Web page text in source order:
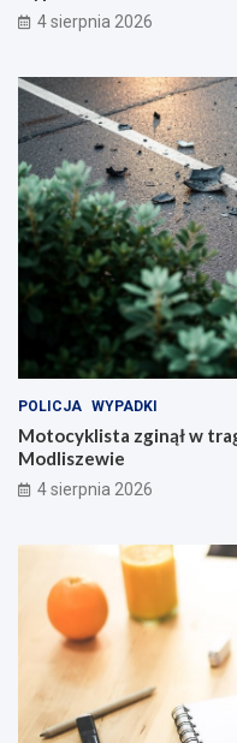
4 sierpnia 2026
POLICJA WYPADKI
Motocyklista zginął w
Modliszewie
4 sierpnia 2026